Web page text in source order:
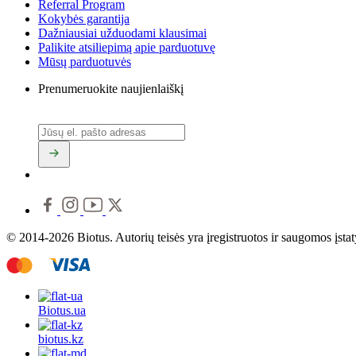
Referral Program
Kokybės garantija
Dažniausiai užduodami klausimai
Palikite atsiliepimą apie parduotuvę
Mūsų parduotuvės
Prenumeruokite naujienlaiškį
© 2014-2026 Biotus. Autorių teisės yra įregistruotos ir saugomos
Biotus.ua
biotus.kz